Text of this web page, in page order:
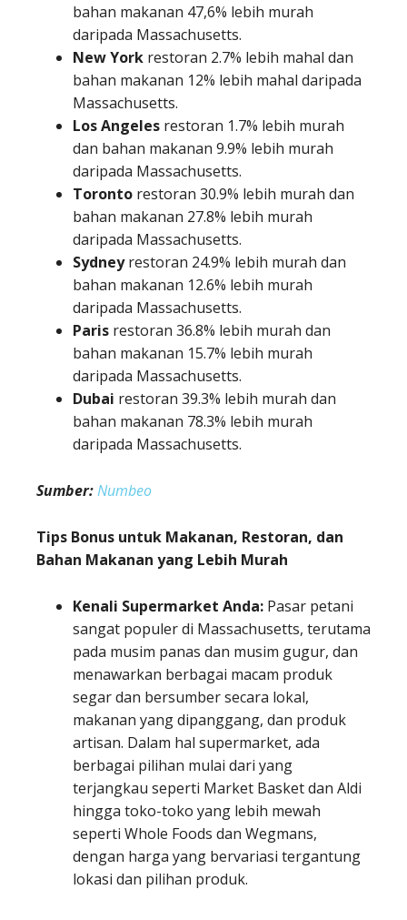
bahan makanan 47,6% lebih murah
daripada Massachusetts.
New York restoran 2.7% lebih mahal dan
bahan makanan 12% lebih mahal daripada
Massachusetts.
Los Angeles restoran 1.7% lebih murah
dan bahan makanan 9.9% lebih murah
daripada Massachusetts.
Toronto restoran 30.9% lebih murah dan
bahan makanan 27.8% lebih murah
daripada Massachusetts.
Sydneyrestoran 24.9% lebih murah dan
bahan makanan 12.6% lebih murah
daripada Massachusetts.
Paris restoran 36.8% lebih murah dan
bahan makanan 15.7% lebih murah
daripada Massachusetts.
Dubai restoran 39.3% lebih murah dan
bahan makanan 78.3% lebih murah
daripada Massachusetts.
Sumber:Numbeo
Tips Bonus untuk Makanan, Restoran, dan
Bahan Makanan yang Lebih Murah
Kenali Supermarket Anda: Pasar petani
sangat populer di Massachusetts, terutama
pada musim panas dan musim gugur, dan
menawarkan berbagai macam produk
segar dan bersumber secara lokal,
makanan yang dipanggang, dan produk
artisan. Dalam hal supermarket, ada
berbagai pilihan mulai dari yang
terjangkau seperti Market Basket dan Aldi
hingga toko-toko yang lebih mewah
seperti Whole Foods dan Wegmans,
dengan harga yang bervariasi tergantung
lokasi dan pilihan produk.